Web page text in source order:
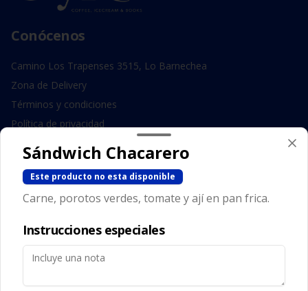
Conócenos
Camino Los Trapenses 3515, Lo Barnechea
Zona de Delivery
Términos y condiciones
Política de privacidad
Redes sociales
Instagram
Facebook
Mi cuenta
Sándwich Chacarero
Este producto no esta disponible
Carne, porotos verdes, tomate y ají en pan frica.
Instrucciones especiales